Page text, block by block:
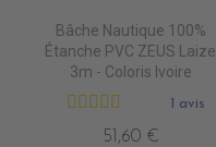
Bâche Nautique 100%
Étanche PVC ZEUS Laize
3m - Coloris Ivoire
1 avis
51,60 €